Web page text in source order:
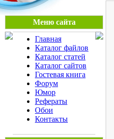
Меню сайта
Главная
Каталог файлов
Каталог статей
Каталог сайтов
Гостевая книга
Форум
Юмор
Рефераты
Обои
Контакты